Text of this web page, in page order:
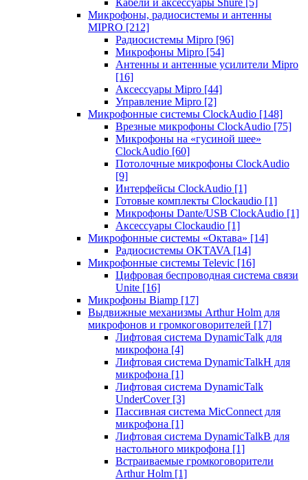
Кабели и аксессуары Shure [5]
Микрофоны, радиосистемы и антенны
MIPRO [212]
Радиосистемы Mipro [96]
Микрофоны Mipro [54]
Антенны и антенные усилители Mipro
[16]
Аксессуары Mipro [44]
Управление Mipro [2]
Микрофонные системы ClockAudio [148]
Врезные микрофоны ClockAudio [75]
Микрофоны на «гусиной шее»
ClockAudio [60]
Потолочные микрофоны ClockAudio
[9]
Интерфейсы ClockAudio [1]
Готовые комплекты Clockaudio [1]
Микрофоны Dante/USB ClockAudio [1]
Аксессуары Clockaudio [1]
Микрофонные системы «Октава» [14]
Радиосистемы OKTAVA [14]
Микрофонные системы Televic [16]
Цифровая беспроводная система связи
Unite [16]
Микрофоны Biamp [17]
Выдвижные механизмы Arthur Holm для
микрофонов и громкоговорителей [17]
Лифтовая система DynamicTalk для
микрофона [4]
Лифтовая система DynamicTalkH для
микрофона [1]
Лифтовая система DynamicTalk
UnderCover [3]
Пассивная система MicConnect для
микрофона [1]
Лифтовая система DynamicTalkB для
настольного микрофона [1]
Встраиваемые громкоговорители
Arthur Holm [1]